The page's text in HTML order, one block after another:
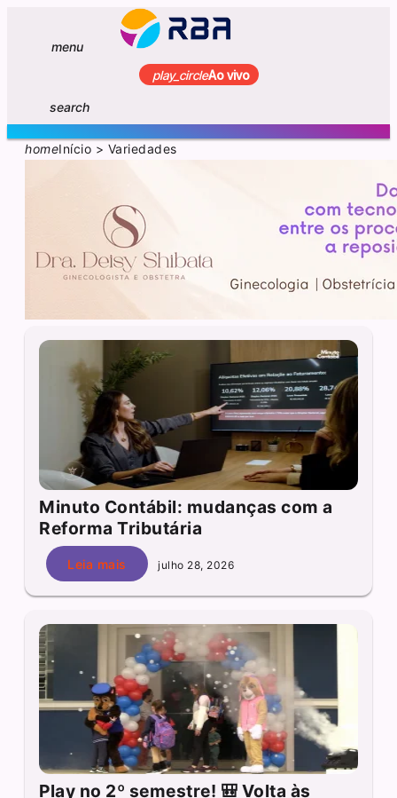
menu
play_circleAo vivo
search
homeInício > Variedades
Minuto Contábil: mudanças com a
Reforma Tributária
Leia mais julho 28, 2026
Play no 2º semestre! 🎒 Volta às